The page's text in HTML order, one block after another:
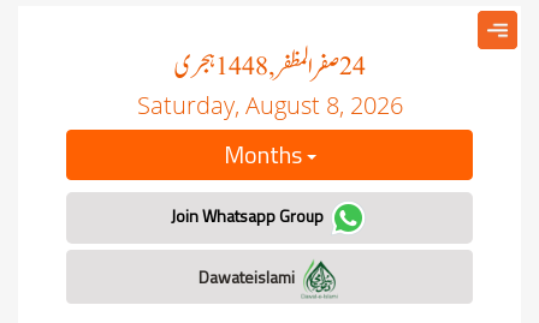
24صفر المظفر, 1448 ہجری
Saturday, August 8, 2026
Months
Join Whatsapp Group